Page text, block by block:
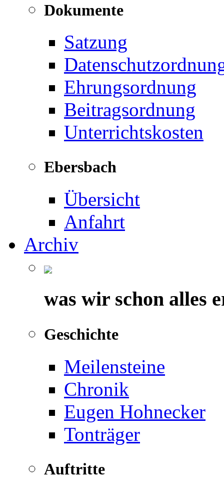
Dokumente
Satzung
Ehrungsordnung
Beitragsordnung
Unterrichtskosten
Ebersbach
Übersicht
Anfahrt
Archiv
was wir schon alles
Geschichte
Meilensteine
Chronik
Eugen Hohnecker
Tonträger
Auftritte